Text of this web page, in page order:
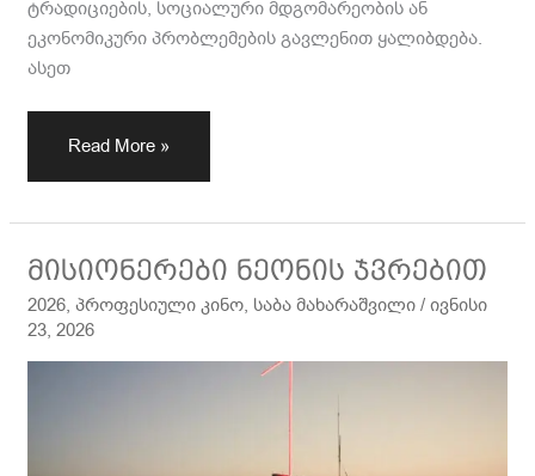
ტრადიციების, სოციალური მდგომარეობის ან
ეკონომიკური პრობლემების გავლენით ყალიბდება.
ასეთ
Read More »
მისიონერები ნეონის ჯვრებით
2026,პროფესიული კინო, საბა მახარაშვილი /ივნისი
23, 2026
მისიონერები
ნეონის
ჯვრებით